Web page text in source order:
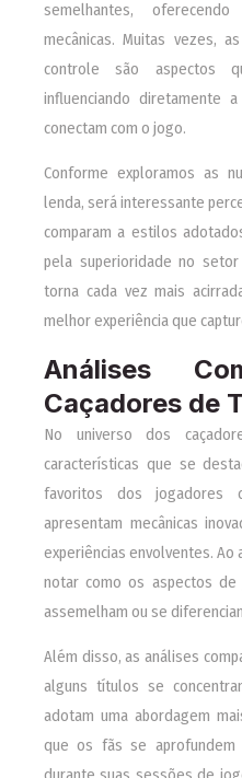
semelhantes,
mecânicas. Muitas vezes,
controle são aspectos
influenciando diretamente
conectam com o jogo.
Conforme exploramos as
lenda, será interessante
comparam a estilos
pela superioridade no
torna cada vez mais
melhor experiência que
Análises
Caçadores de
No universo dos
características que se
favoritos dos jogadores
apresentam mecânicas
experiências envolventes.
notar como os aspectos
assemelham ou se
Além disso, as análises
alguns títulos se
adotam uma abordagem
que os fãs se aprofundem